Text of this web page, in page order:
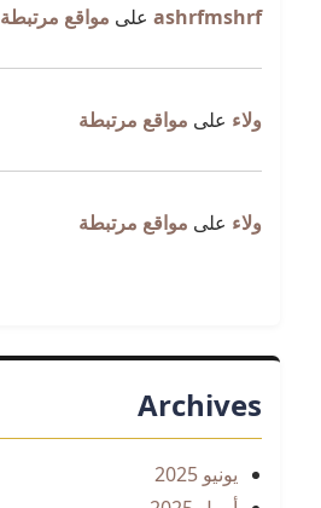
ashrfmshrf على مواقع مرتبطة
ولاء على مواقع مرتبطة
ولاء على مواقع مرتبطة
Archives
يونيو 2025